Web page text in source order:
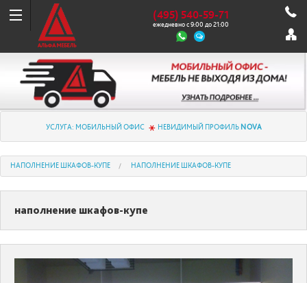
(495) 540-59-71
ежедневно с 9:00 до 21:00
УСЛУГА: МОБИЛЬНЫЙ ОФИС НЕВИДИМЫЙ ПРОФИЛЬ NOVA
НАПОЛНЕНИЕ ШКАФОВ-КУПЕ НАПОЛНЕНИЕ ШКАФОВ-КУПЕ
наполнение шкафов-купе